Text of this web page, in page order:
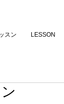
スン LESSON